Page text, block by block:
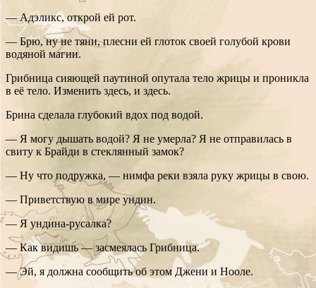
— Адэликс, открой ей рот.
— Брю, ну не тяни, плесни ей глоток своей голубой крови
водяной магии.
Грибница сияющей паутиной опутала тело жрицы и проникла
в её тело. Изменить здесь, и здесь.
Брина сделала глубокий вдох под водой.
— Я могу дышать водой? Я не умерла? Я не отправилась в
свиту к Брайди в стеклянный замок?
— Ну что подружка, — нимфа реки взяла руку жрицы в свою.
— Приветствую в мире ундин.
— Я ундина-русалка?
— Как видишь — засмеялась Грибница.
— Эй, я должна сообщить об этом Джени и Нооле.